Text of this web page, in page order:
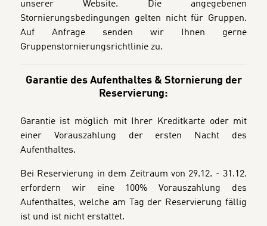
unserer Website.
Die angegebenen
Stornierungsbedingungen gelten nicht für Gruppen.
Auf Anfrage senden wir Ihnen gerne
Gruppenstornierungsrichtlinie zu.
Garantie des Aufenthaltes & Stornierung der
Reservierung:
Garantie ist möglich mit Ihrer Kreditkarte oder mit
einer Vorauszahlung der ersten Nacht des
Aufenthaltes.
Bei Reservierung in dem Zeitraum von 29.12. - 31.12.
erfordern wir eine 100% Vorauszahlung des
Aufenthaltes, welche am Tag der Reservierung fällig
ist und ist nicht erstattet.